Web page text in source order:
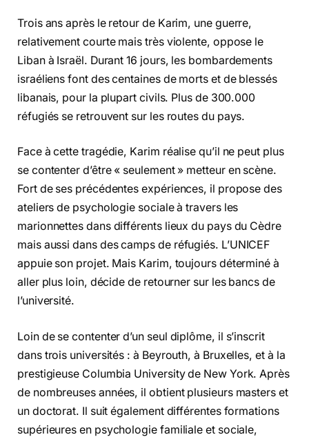
Trois ans après le retour de Karim, une guerre,
relativement courte mais très violente, oppose le
Liban à Israël. Durant 16 jours, les bombardements
israéliens font des centaines de morts et de blessés
libanais, pour la plupart civils. Plus de 300.000
réfugiés se retrouvent sur les routes du pays.
Face à cette tragédie, Karim réalise qu’il ne peut plus
se contenter d’être « seulement » metteur en scène.
Fort de ses précédentes expériences, il propose des
ateliers de psychologie sociale à travers les
marionnettes dans différents lieux du pays du Cèdre
mais aussi dans des camps de réfugiés. L’UNICEF
appuie son projet. Mais Karim, toujours déterminé à
aller plus loin, décide de retourner sur les bancs de
l’université.
Loin de se contenter d’un seul diplôme, il s’inscrit
dans trois universités : à Beyrouth, à Bruxelles, et à la
prestigieuse Columbia University de New York. Après
de nombreuses années, il obtient plusieurs masters et
un doctorat. Il suit également différentes formations
supérieures en psychologie familiale et sociale,